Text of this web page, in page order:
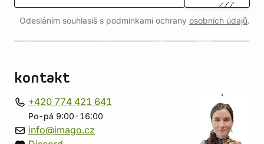
Odesláním souhlasíš s podmínkami ochrany osobních údajů.
kontakt
+420 774 421 641
Po-pá 9:00-16:00
info@imago.cz